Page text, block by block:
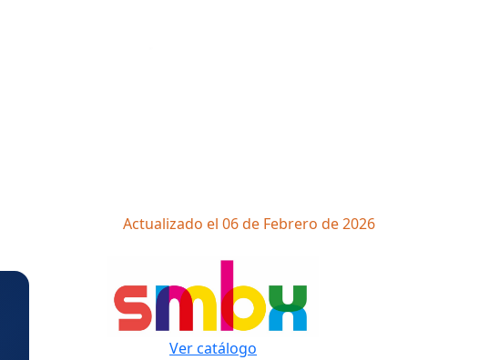
Actualizado el 06 de Febrero de 2026
Ver catálogo